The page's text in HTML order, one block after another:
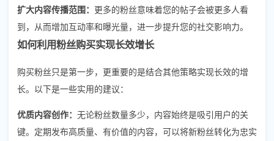
扩大内容传播范围： 更多的粉丝意味着您的帖子会被更多人看
到，从而增加互动率和曝光量，进一步提升您的社交影响力。
如何利用粉丝购买实现长效增长
购买粉丝只是第一步，更重要的是结合其他策略实现长效的增
长。以下是一些实用的建议：
优质内容创作： 无论粉丝数量多少，内容始终是吸引用户的关
键。定期发布高质量、有价值的内容，可以将新粉丝转化为忠实